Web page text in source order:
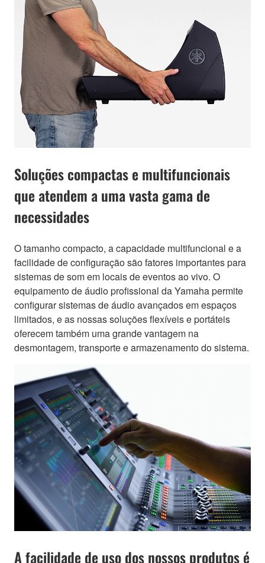
Soluções compactas e multifuncionais
que atendem a uma vasta gama de
necessidades
O tamanho compacto, a capacidade multifuncional e a
facilidade de configuração são fatores importantes para
sistemas de som em locais de eventos ao vivo. O
equipamento de áudio profissional da Yamaha permite
configurar sistemas de áudio avançados em espaços
limitados, e as nossas soluções flexíveis e portáteis
oferecem também uma grande vantagem na
desmontagem, transporte e armazenamento do sistema.
A facilidade de uso dos nossos produtos é